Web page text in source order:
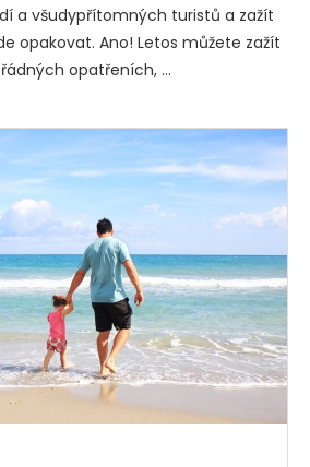
a všudypřítomných turistů a zažít
opakovat. Ano! Letos můžete zažít
opatřeních, …